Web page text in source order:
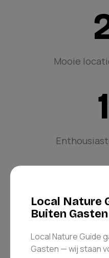
Mooie
Tevreden
met ons
Local Nature
Buiten Gasten
Local Nature Guide
Gasten — wij staan